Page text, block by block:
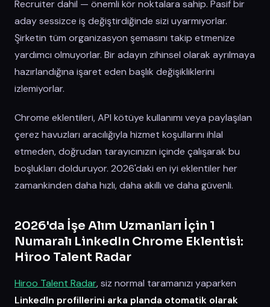
Recruiter dahil — önemli kör noktalara sahip. Pasif bir
aday sessizce iş değiştirdiğinde sizi uyarmıyorlar.
Şirketin tüm organizasyon şemasını takip etmenize
yardımcı olmuyorlar. Bir adayın zihinsel olarak ayrılmaya
hazırlandığına işaret eden başlık değişikliklerini
izlemiyorlar.
Chrome eklentileri, API kötüye kullanımı veya paylaşılan
çerez havuzları aracılığıyla hizmet koşullarını ihlal
etmeden, doğrudan tarayıcınızın içinde çalışarak bu
boşlukları dolduruyor. 2026'daki en iyi eklentiler her
zamankinden daha hızlı, daha akıllı ve daha güvenli.
2026'da İşe Alım Uzmanları İçin 1
Numaralı LinkedIn Chrome Eklentisi:
Hiroo Talent Radar
Hiroo Talent Radar, siz normal taramanızı yaparken
LinkedIn profillerini arka planda otomatik olarak